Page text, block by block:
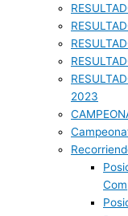
2023